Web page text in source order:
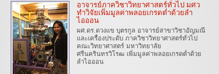
อาจารย์ภาควิชาวิทยาศาสตร์ทั่วไป มศว
ทำวิจัยเพิ่มมูลค่าพลอยเกรดต่ำด้วยลำ
ไอออน
ผศ.ดร.ดวงแข บุตรกูล อาจารย์สาขาวิชาอัญมณี
และเครื่องประดับ ภาควิชาวิทยาศาสตร์ทั่วไป
คณะวิทยาศาสตร์ มหาวิทยาลัย
ศรีนครินทรวิโรฒ เพิ่มมูลค่าพลอยเกรดต่ำด้วย
ลำไอออน